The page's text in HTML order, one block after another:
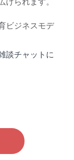
げられます。
ビジネスモデ
談チャットに